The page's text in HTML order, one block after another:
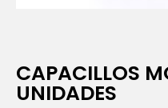
CAPACILLOS
UNIDADES